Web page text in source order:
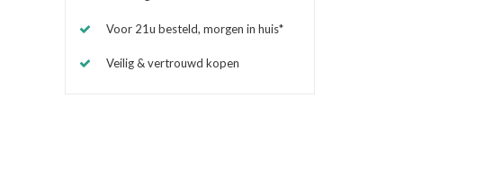
Voor 21u besteld, morgen in huis*
Veilig & vertrouwd kopen